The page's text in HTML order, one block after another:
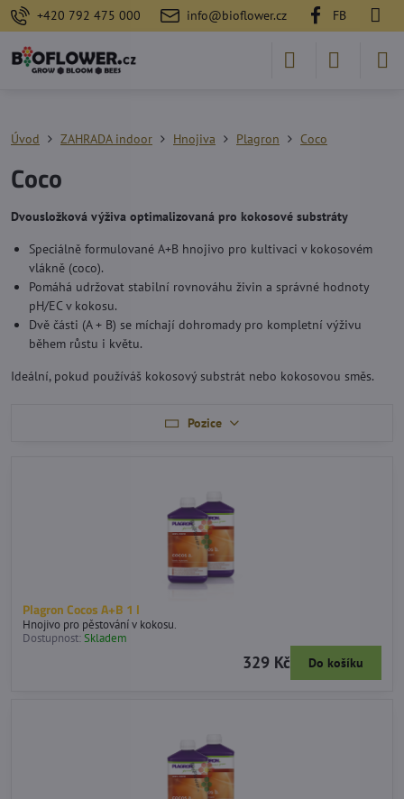
+420 792 475 000 info@bioflower.cz FB
Úvod ZAHRADA indoor Hnojiva Plagron Coco
Coco
Dvousložková výživa optimalizovaná pro kokosové substráty
Speciálně formulované A+B hnojivo pro kultivaci v kokosovém
vlákně (coco).
Pomáhá udržovat stabilní rovnováhu živin a správné hodnoty
pH/EC v kokosu.
Dvě části (A + B) se míchají dohromady pro kompletní výživu
během růstu i květu.
Ideální, pokud používáš kokosový substrát nebo kokosovou směs.
Pozice
Plagron Cocos A+B 1 l
Hnojivo pro pěstování v kokosu.
Dostupnost:Skladem
329 Kč Do košíku